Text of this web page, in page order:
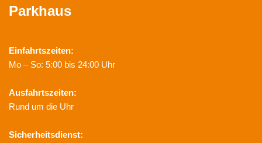
Parkhaus
Einfahrtszeiten:
Mo – So: 5:00 bis 24:00 Uhr
Ausfahrtszeiten:
Rund um die Uhr
Sicherheitsdienst: